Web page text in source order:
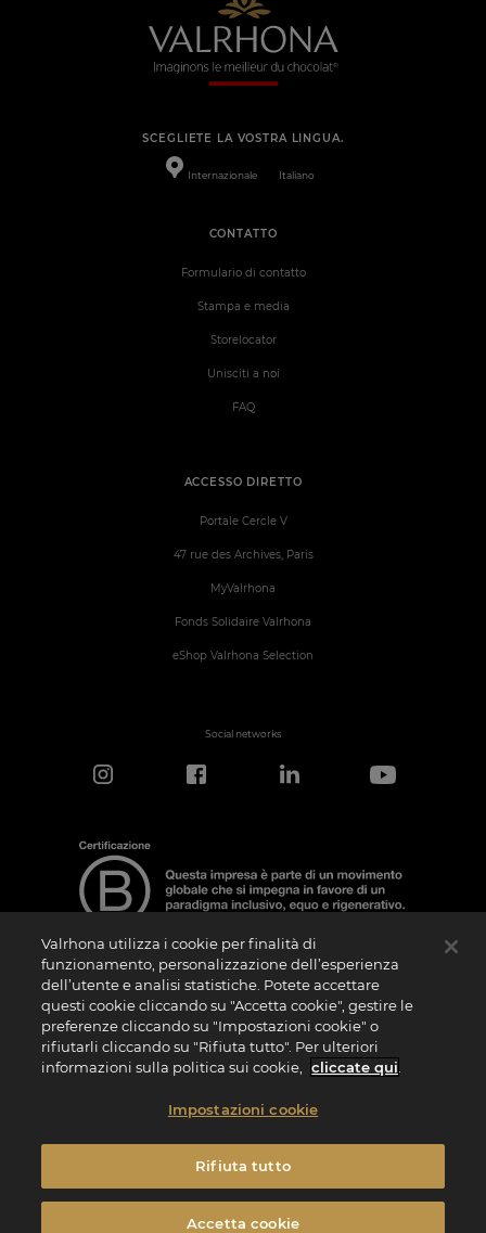
SCEGLIETE LA VOSTRA LINGUA.
Internazionale Italiano
ACCESSO DIRETTO
Portale Cercle V
47 rue des Archives, Paris
MyValrhona
Fonds Solidaire Valrhona
eShop Valrhona Selection
CONTATTO
Formulario di contatto
Stampa e media
Storelocator
Unisciti a noi
FAQ
Social networks
Nota sulla Certificazione
La “Certificazione B Corporation” è un logo che viene concesso in licenza da B Lab,
ente privato no profit, alle aziende che, come la nostra, hanno superato con
successo il B Impact Assessment (“BIA”) e soddisfano quindi i requisiti richiesti da B
Lab in termini di performance sociale e ambientale, responsabilità e trasparenza. Si
specifica che B Lab non è un organismo di valutazione della conformità ai sensi del
internazionale ai sensi del Regolamento (UE) n. 1025/2012. I criteri del BIA sono
distinti e autonomi rispetto agli standard armonizzati risultanti dalle norme ISO o di
nazionali o europee.
Termini e condizioni
Valrhona utilizza i cookie per finalità di
funzionamento, personalizzazione dell’esperienza
dell’utente e analisi statistiche. Potete accettare
questi cookie cliccando su "Accetta cookie", gestire le
preferenze cliccando su "Impostazioni cookie" o
rifiutarli cliccando su "Rifiuta tutto". Per ulteriori
informazioni sulla politica sui cookie,
cliccate qui
Impostazioni cookie
Rifiuta tutto
Accetta cookie